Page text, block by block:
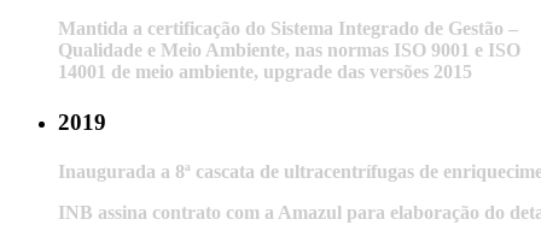
Mantida a certificação do Sistema Integrado de Gestão –
Qualidade e Meio Ambiente, nas normas ISO 9001 e ISO
14001 de meio ambiente, upgrade das versões 2015
2019
Inaugurada a 8ª cascata de ultracentrífugas de
INB assina contrato com a Amazul para elaboração do